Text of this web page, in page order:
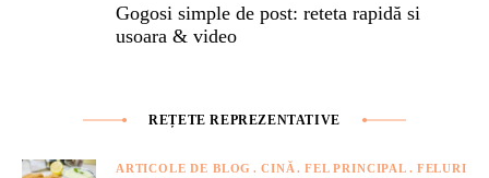
Gogosi simple de post: reteta rapidă si
usoara & video
REȚETE REPREZENTATIVE
ARTICOLE DE BLOG CINĂ FEL PRINCIPAL
FELURI